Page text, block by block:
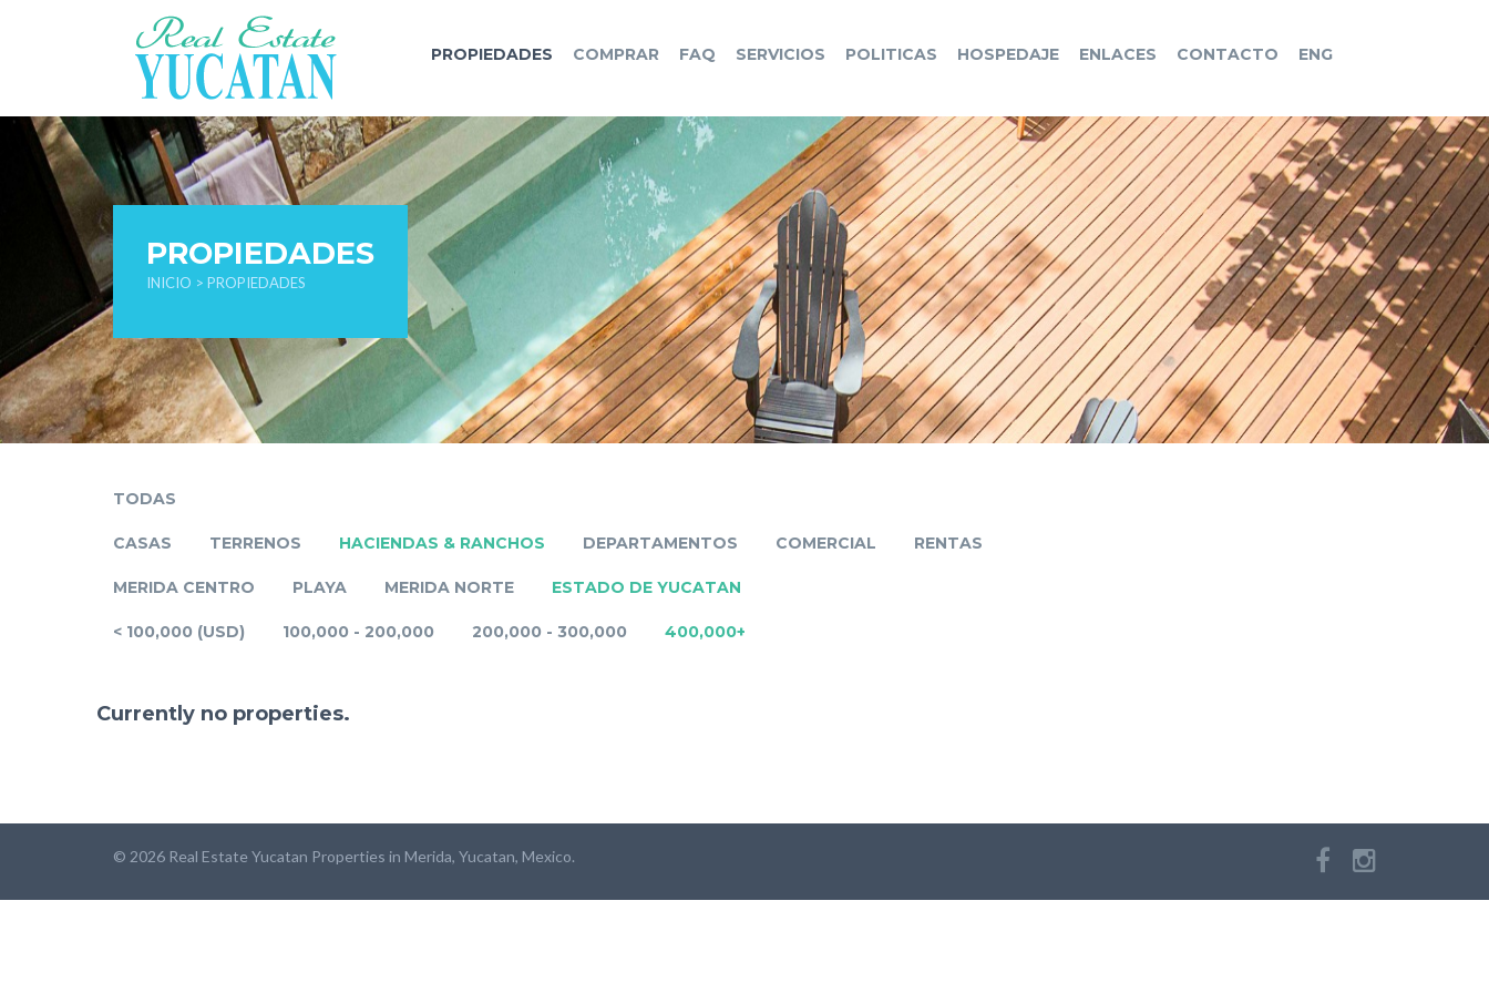
PROPIEDADES COMPRAR FAQ SERVICIOS POLITICAS HOSPEDAJE ENLACES CONTACTO ENG
PROPIEDADES
INICIO > PROPIEDADES
TODAS
CASAS TERRENOS HACIENDAS & RANCHOS DEPARTAMENTOS COMERCIAL RENTAS
MERIDA CENTRO PLAYA MERIDA NORTE ESTADO DE YUCATAN
< 100,000 (USD) 100,000 - 200,000 200,000 - 300,000 400,000+
Currently no properties.
© 2026 Real Estate Yucatan Properties in Merida, Yucatan, Mexico.